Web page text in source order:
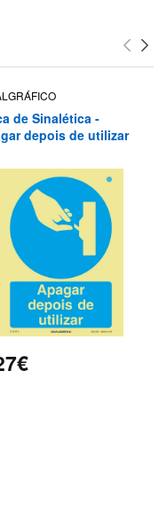
de Sinalética -
depois de utilizar